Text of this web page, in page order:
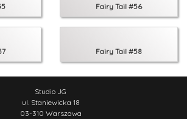
Fairy Tail #56
Fairy Tail #58
Studio JG
ul. Staniewicka 18
03-310 Warszawa